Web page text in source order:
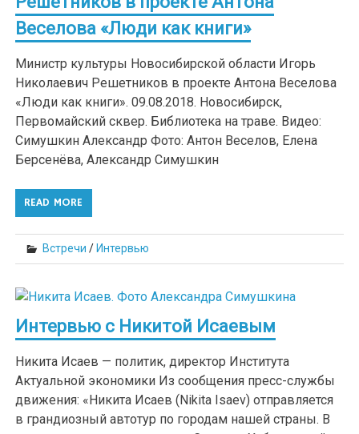
Веселова «Люди как книги»
Министр культуры Новосибирской области Игорь
Николаевич Решетников в проекте Антона Веселова
«Люди как книги». 09.08.2018. Новосибирск,
Первомайский сквер. Библиотека на траве. Видео:
Симушкин Александр Фото: Антон Веселов, Елена
Берсенёва, Александр Симушкин
READ MORE
Встречи / Интервью
Интервью с Никитой Исаевым
Никита Исаев — политик, директор Института
Актуальной экономики Из сообщения пресс-службы
движения: «Никита Исаев (Nikita Isaev) отправляется
в грандиозный автотур по городам нашей страны. В